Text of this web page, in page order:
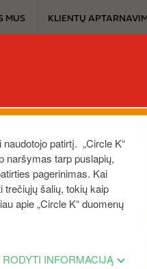
patirtį. „Circle K“
naršymas tarp puslapių,
pagerinimas. Kai
trečiųjų šalių, tokių kaip
apie „Circle K“ duomenų
RODYTI INFORMACIJĄ
MUS KLIENTŲ